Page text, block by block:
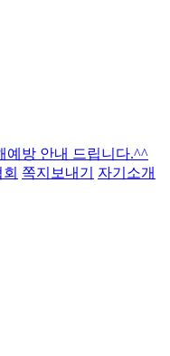
예방 안내 드립니다.^^
쪽지보내기
자기소개